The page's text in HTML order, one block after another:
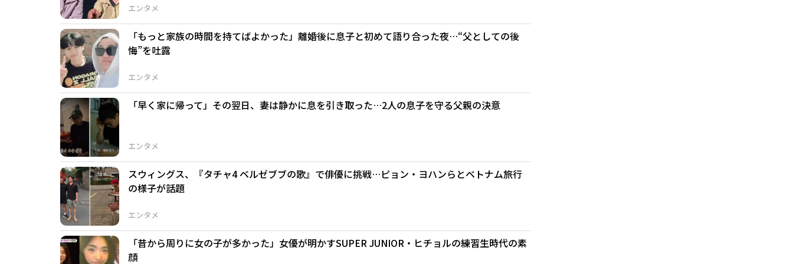
エンタメ
エンタメ
「もっと家族の時間を持てばよかった」離婚後に息子と初めて語り合った夜…“父としての後
悔”を吐露
エンタメ
「早く家に帰って」その翌日、妻は静かに息を引き取った…2人の息子を守る父親の決意
エンタメ
スウィングス、『タチャ4 ベルゼブブの歌』で俳優に挑戦…ピョン・ヨハンらとベトナム旅行
の様子が話題
「昔から周りに女の子が多かった」女優が明かすSUPER JUNIOR・ヒチョルの練習生時代の素
顔